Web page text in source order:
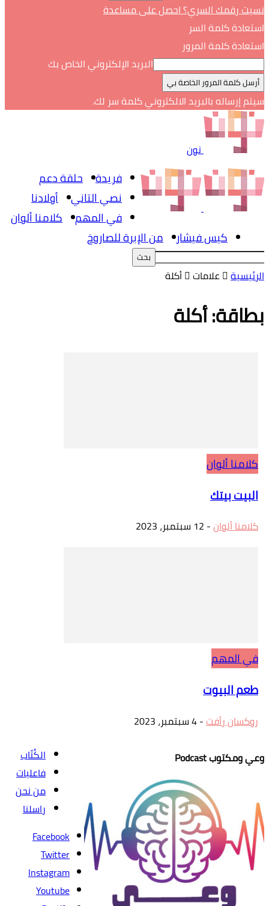
نسيت رقمك السري؟ احصل على مساعدة
استعادة كلمة السر
استعادة كلمة المرور
البريد الإلكتروني الخاص بك
سيتم إرساله بالبريد الالكتروني كلمة سر لك.
نون
فريدة
حلقة دعم
نصي التاني
أولادنا
في المهم
كلامنا ألوان
كيس فيشار
من الإبرة للصاروخ
الرئيسية علامات أكلة
بطاقة: أكلة
كلامنا ألوان
البيت بيتك
كلامنا ألوان- 12 سبتمبر، 2023
في المهم
طعم البيوت
روكسان رأفت-4 سبتمبر، 2023
وعي ومكتوب Podcast
الكُتّاب
فاعليات
من نحن
راسلنا
Facebook
Twitter
Instagram
Youtube